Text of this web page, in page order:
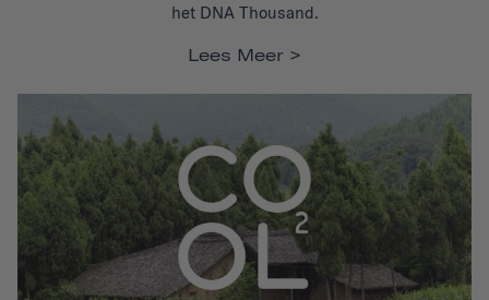
het DNA Thousand.
Lees Meer